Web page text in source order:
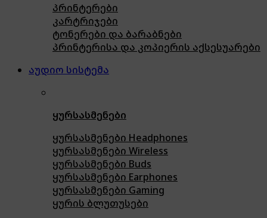
პრინტერები
კარტრიჯები
ტონერები და ბარაბნები
პრინტერისა და კოპიერის აქსესუარები
აუდიო სისტემა
ყურსასმენები
ყურსასმენები Headphones
ყურსასმენები Wireless
ყურსასმენები Buds
ყურსასმენები Earphones
ყურსასმენები Gaming
ყურის ბლუთუსები